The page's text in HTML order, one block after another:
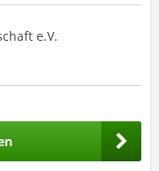
e.V.